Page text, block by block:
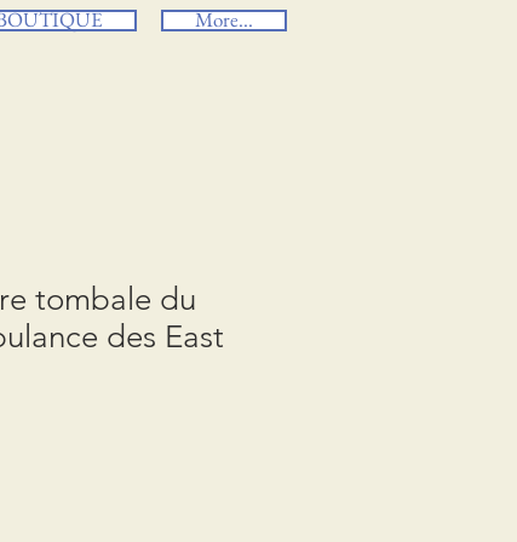
More...
tombale du
des East